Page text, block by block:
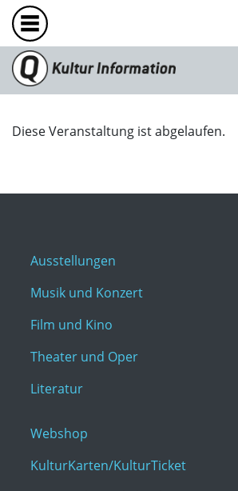
Diese Veranstaltung ist abgelaufen.
Ausstellungen
Musik und Konzert
Film und Kino
Theater und Oper
Literatur
Webshop
KulturKarten/KulturTicket